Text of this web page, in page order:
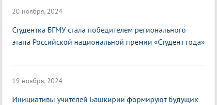
20 ноября, 2024
Студентка БГМУ стала победителем регионального
этапа Российской национальной премии «Студент года»
19 ноября, 2024
Инициативы учителей Башкирии формируют будущих